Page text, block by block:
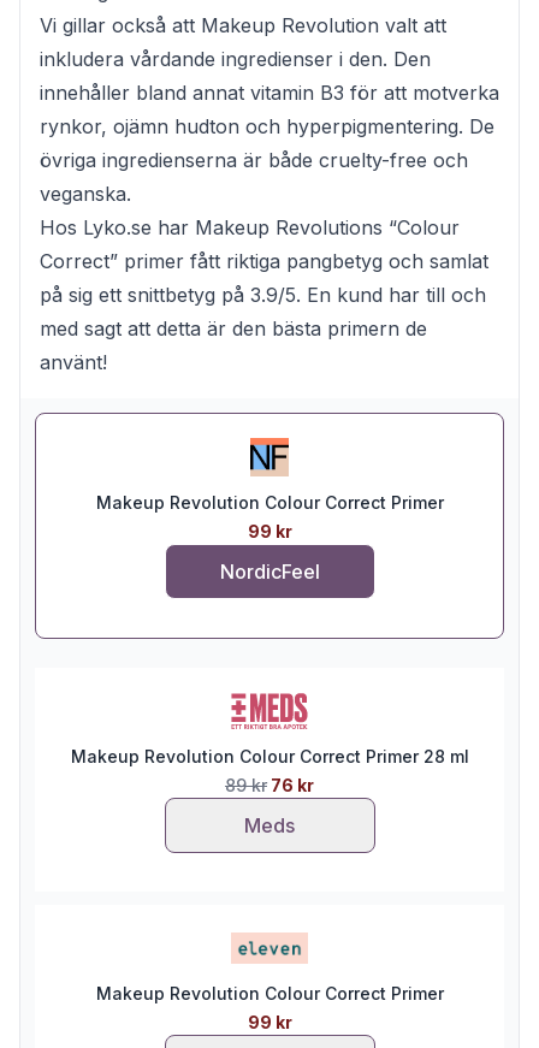
Vi gillar också att Makeup Revolution valt att
inkludera vårdande ingredienser i den. Den
innehåller bland annat vitamin B3 för att motverka
rynkor, ojämn hudton och hyperpigmentering. De
övriga ingredienserna är både cruelty-free och
veganska.
Hos Lyko.se har Makeup Revolutions “Colour
Correct” primer fått riktiga pangbetyg och samlat
på sig ett snittbetyg på 3.9/5. En kund har till och
med sagt att detta är den bästa primern de
använt!
Makeup Revolution Colour Correct Primer
99 kr
NordicFeel
Makeup Revolution Colour Correct Primer 28 ml
89 kr 76 kr
Meds
Makeup Revolution Colour Correct Primer
99 kr